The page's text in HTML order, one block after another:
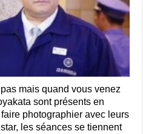
mais quand vous venez
sont présents en
photographier avec leurs
les séances se tiennent